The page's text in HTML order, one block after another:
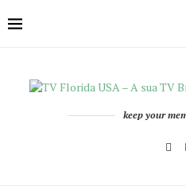
keep your